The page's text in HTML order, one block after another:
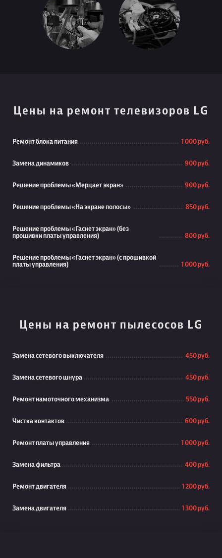
Цены на ремонт телевизоров LG
Ремонт блока питания 1 000 руб.
Замена динамиков 900 руб.
Решение проблемы «Мерцает экран» 900 руб.
Решение проблемы «На экране полосы» 850 руб.
Решение проблемы «Гаснет экран» (без
прошивки платы управления)
800 руб.
Решение проблемы «Гаснет экран» (с прошивкой
платы управления)
1 000 руб.
Цены на ремонт пылесосов LG
Замена сетевого выключателя 450 руб.
Замена сетевого шнура 450 руб.
Ремонт намоточного механизма 550 руб.
Чистка контактов 600 руб.
Ремонт платы управления 1 000 руб.
Замена фильтра 400 руб.
Ремонт двигателя 1 200 руб.
Замена двигателя 1 300 руб.